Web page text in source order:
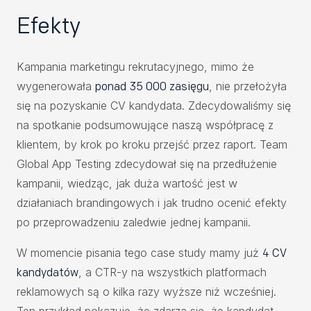
Efekty
Kampania marketingu rekrutacyjnego, mimo że
wygenerowała ponad 35 000 zasięgu, nie przełożyła
się na pozyskanie CV kandydata. Zdecydowaliśmy się
na spotkanie podsumowujące naszą współpracę z
klientem, by krok po kroku przejść przez raport. Team
Global App Testing zdecydował się na przedłużenie
kampanii, wiedząc, jak duża wartość jest w
działaniach brandingowych i jak trudno ocenić efekty
po przeprowadzeniu zaledwie jednej kampanii.
W momencie pisania tego case study mamy już 4 CV
kandydatów, a CTR-y na wszystkich platformach
reklamowych są o kilka razy wyższe niż wcześniej.